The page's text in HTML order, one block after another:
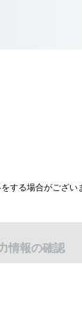
る場合がござい
情報の確認